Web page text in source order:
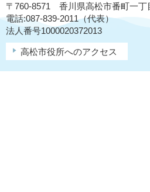
〒760-8571 香川県高松市番町一丁
電話:087-839-2011（代表）
法人番号1000020372013
高松市役所へのアクセス